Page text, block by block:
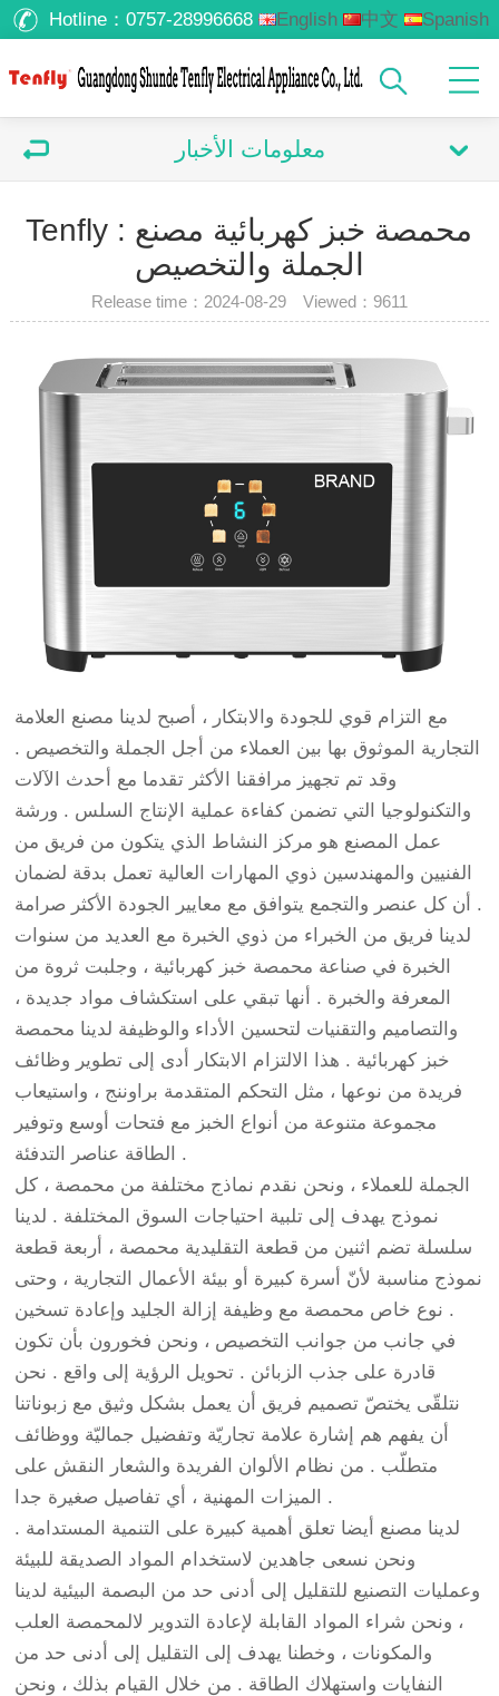
Hotline： 0757-28996668 English 中文
Spanish
معلومات الأخبار
Tenfly محمصة خبز كهربائية مصنع :
الجملة والتخصيص
Release time：2024-08-29 Viewed： 9611
مع التزام قوي للجودة والابتكار ، أصبح لدينا مصنع العلامة
التجارية الموثوق بها بين العملاء من أجل الجملة والتخصيص .
وقد تم تجهيز مرافقنا الأكثر تقدما مع أحدث الآلات
والتكنولوجيا التي تضمن كفاءة عملية الإنتاج السلس . ورشة
عمل المصنع هو مركز النشاط الذي يتكون من فريق من
الفنيين والمهندسين ذوي المهارات العالية تعمل بدقة لضمان
أن كل عنصر والتجمع يتوافق مع معايير الجودة الأكثر صرامة .
لدينا فريق من الخبراء من ذوي الخبرة مع العديد من سنوات
الخبرة في صناعة محمصة خبز كهربائية ، وجلبت ثروة من
المعرفة والخبرة . أنها تبقي على استكشاف مواد جديدة ،
والتصاميم والتقنيات لتحسين الأداء والوظيفة لدينا محمصة
خبز كهربائية . هذا الالتزام الابتكار أدى إلى تطوير وظائف
فريدة من نوعها ، مثل التحكم المتقدمة براوننج ، واستيعاب
مجموعة متنوعة من أنواع الخبز مع فتحات أوسع وتوفير
الطاقة عناصر التدفئة .
الجملة للعملاء ، ونحن نقدم نماذج مختلفة من محمصة ، كل
نموذج يهدف إلى تلبية احتياجات السوق المختلفة . لدينا
سلسلة تضم اثنين من قطعة التقليدية محمصة ، أربعة قطعة
نموذج مناسبة لأنّ أسرة كبيرة أو بيئة الأعمال التجارية ، وحتى
نوع خاص محمصة مع وظيفة إزالة الجليد وإعادة تسخين .
في جانب من جوانب التخصيص ، ونحن فخورون بأن تكون
قادرة على جذب الزبائن . تحويل الرؤية إلى واقع . نحن
نتلقّى يختصّ تصميم فريق أن يعمل بشكل وثيق مع زبوناتنا
أن يفهم هم إشارة علامة تجاريّة وتفضيل جماليّة ووظائف
متطلّب . من نظام الألوان الفريدة والشعار النقش على
الميزات المهنية ، أي تفاصيل صغيرة جدا .
لدينا مصنع أيضا تعلق أهمية كبيرة على التنمية المستدامة .
ونحن نسعى جاهدين لاستخدام المواد الصديقة للبيئة
وعمليات التصنيع للتقليل إلى أدنى حد من البصمة البيئية لدينا
، ونحن شراء المواد القابلة لإعادة التدوير لالمحمصة العلب
والمكونات ، وخطنا يهدف إلى التقليل إلى أدنى حد من
النفايات واستهلاك الطاقة . من خلال القيام بذلك ، ونحن